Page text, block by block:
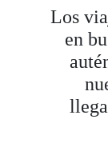
Los
en